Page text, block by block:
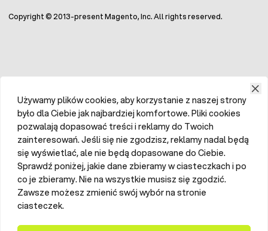
Copyright © 2013-present Magento, Inc. All rights reserved.
Używamy plików cookies, aby korzystanie z naszej strony
było dla Ciebie jak najbardziej komfortowe. Pliki cookies
pozwalają dopasować treści i reklamy do Twoich
zainteresowań. Jeśli się nie zgodzisz, reklamy nadal będą
się wyświetlać, ale nie będą dopasowane do Ciebie.
Sprawdź poniżej, jakie dane zbieramy w ciasteczkach i po
co je zbieramy. Nie na wszystkie musisz się zgodzić.
Zawsze możesz zmienić swój wybór na stronie
ciasteczek.